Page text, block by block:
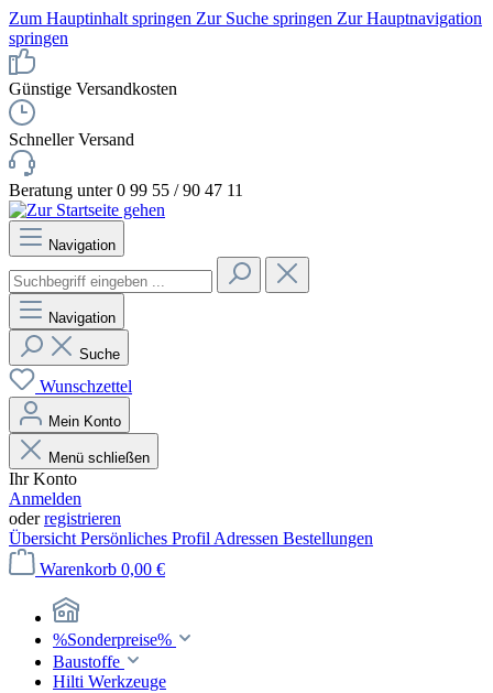
Zum Hauptinhalt springen Zur Suche springen Zur Hauptnavigation
springen
Günstige Versandkosten
Schneller Versand
Beratung unter 0 99 55 / 90 47 11
Navigation
Navigation
Suche
Wunschzettel
Mein Konto
Menü schließen
Ihr Konto
Anmelden
oderregistrieren
Übersicht Persönliches Profil Adressen Bestellungen
Warenkorb 0,00 €
%Sonderpreise%
Baustoffe
Hilti Werkzeuge